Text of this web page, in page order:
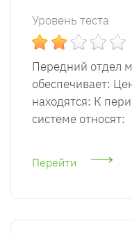
Уровень теста
Передний отдел
обеспечивает:
находятся: К
системе относят:
Перейти